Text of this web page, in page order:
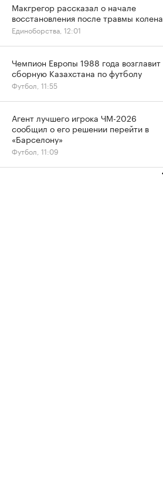
Макгрегор рассказал о начале
восстановления после травмы колена
Единоборства, 12:01
Чемпион Европы 1988 года возглавит
сборную Казахстана по футболу
Футбол, 11:55
Агент лучшего игрока ЧМ-2026
сообщил о его решении перейти в
«Барселону»
Футбол, 11:09